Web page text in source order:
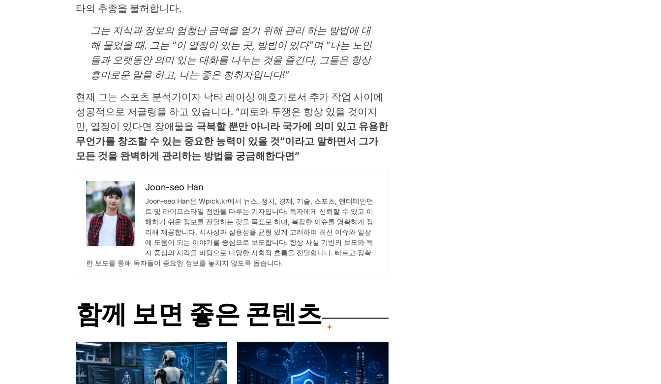
타의 추종을 불허합니다.
그는 지식과 정보의 엄청난 금액을 얻기 위해 관리 하는 방법에 대
해 물었을 때. 그는 “이 열정이 있는 곳, 방법이 있다”며 “나는 노인
들과 오랫동안 의미 있는 대화를 나누는 것을 즐긴다, 그들은 항상
흥미로운 말을 하고, 나는 좋은 청취자입니다!”
현재 그는 스포츠 분석가이자 낙타 레이싱 애호가로서 추가 작업 사이에
성공적으로 저글링을 하고 있습니다. “피로와 투쟁은 항상 있을 것이지
만, 열정이 있다면 장애물을 극복할 뿐만 아니라 국가에 의미 있고 유용한
무언가를 창조할 수 있는 중요한 능력이 있을 것”이라고 말하면서 그가
모든 것을 완벽하게 관리하는 방법을 궁금해한다면”
Joon-seo Han
Joon-seo Han은 Wpick.kr에서 뉴스, 정치, 경제, 기술, 스포츠, 엔터테인먼
트 및 라이프스타일 전반을 다루는 기자입니다. 독자에게 신뢰할 수 있고 이
해하기 쉬운 정보를 전달하는 것을 목표로 하며, 복잡한 이슈를 명확하게 정
리해 제공합니다. 시사성과 실용성을 균형 있게 고려하여 최신 이슈와 일상
에 도움이 되는 이야기를 중심으로 보도합니다. 항상 사실 기반의 보도와 독
자 중심의 시각을 바탕으로 다양한 사회적 흐름을 전달합니다. 빠르고 정확
한 보도를 통해 독자들이 중요한 정보를 놓치지 않도록 돕습니다.
함께 보면 좋은 콘텐츠